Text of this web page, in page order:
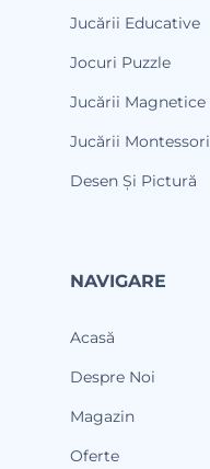
Jucării Educative
Jocuri Puzzle
Jucării Magnetice
Jucării Montessori
Desen Și Pictură
NAVIGARE
Acasă
Despre Noi
Magazin
Oferte